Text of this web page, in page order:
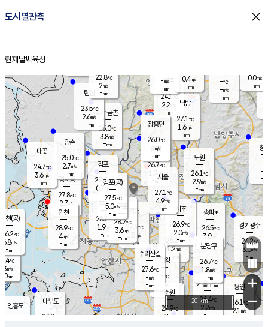
도시별관측 close
홈
현재날씨 육상
의도
℃
m/s
mm
영흥도
양주
24.1℃
2.2
-mm
과천
26.2℃
1.2m/s
- mm
용인
26.1℃
2.1 m/s
경기광주
24.2℃
3.0m/s
-mm
대부도
23.9
경서동
27.8℃
2.7 m/s
-mm
파주금촌
25.0℃
3.8m/s
-mm
-℃
-m/s
-mm
대곶
24.7℃
3.6m/s
-mm
창
-
-m/
-
탄현
23.5℃
2.6m/s
-mm
0.0m/s
-mm
의왕
- ℃
m/s
mm
김포
27.4℃
0.7 m/s
mm
광명
27.9 ℃
2.5 m/s
-mm
부천
28.2℃
1.9m/s
-mm
양촌
25.0℃
2.7m/s
-mm
구로
28.2℃
3.6m/s
-mm
은평
26.7℃
1.7 m/s
- mm
노원
26.1℃
2.9m/s
-mm
송파*
26.5℃
3.0m/s
-mm
서초
26.9℃
2.0m/s
-mm
남방
27.1℃
1.6m/s
-mm
기흥구갈
26.4℃
2.2m/s
-
수리산길
27.6℃
-m/s
-mm
분당구
26.7℃
1.8m/s
-mm
장흥면
26.0℃
-m/s
-mm
-m/s
-mm
인천(공)
26.2℃
6.8m/s
-mm
김포(공)
27.5℃
5.0m/s
-mm
수원
27.9℃
3.5 m/s
인천
28.9℃
4m/s
-mm
서울
27.1℃
4.9m/s
-mm
22.8℃
2m/s
-mm
0.4m/s
-mm
+
−
20 km